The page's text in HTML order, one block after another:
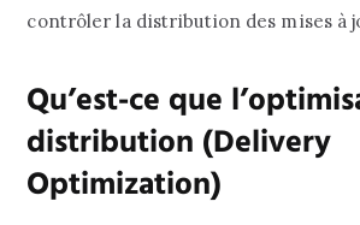
contrôler la distribution des mises à
Qu’est-ce que
distribution (Delivery
Optimization)